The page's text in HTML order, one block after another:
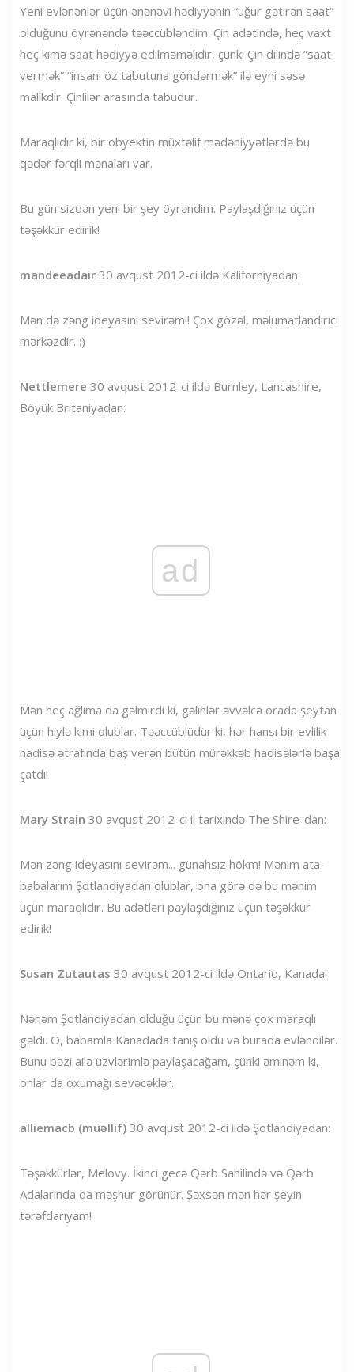
Yeni evlənənlər üçün ənənəvi hədiyyənin “uğur gətirən saat”
olduğunu öyrənəndə təəccübləndim. Çin adətində, heç vaxt
heç kimə saat hədiyyə edilməməlidir, çünki Çin dilində “saat
vermək” “insanı öz tabutuna göndərmək” ilə eyni səsə
malikdir. Çinlilər arasında tabudur.
Maraqlıdır ki, bir obyektin müxtəlif mədəniyyətlərdə bu
qədər fərqli mənaları var.
Bu gün sizdən yeni bir şey öyrəndim. Paylaşdığınız üçün
təşəkkür edirik!
mandeeadair 30 avqust 2012-ci ildə Kaliforniyadan:
Mən də zəng ideyasını sevirəm!! Çox gözəl, məlumatlandırıcı
mərkəzdir. :)
Nettlemere 30 avqust 2012-ci ildə Burnley, Lancashire,
Böyük Britaniyadan:
ad
Mən heç ağlıma da gəlmirdi ki, gəlinlər əvvəlcə orada şeytan
üçün hiylə kimi olublar. Təəccüblüdür ki, hər hansı bir evlilik
hadisə ətrafında baş verən bütün mürəkkəb hadisələrlə başa
çatdı!
Mary Strain 30 avqust 2012-ci il tarixində The Shire-dan:
Mən zəng ideyasını sevirəm... günahsız hökm! Mənim ata-
babalarım Şotlandiyadan olublar, ona görə də bu mənim
üçün maraqlıdır. Bu adətləri paylaşdığınız üçün təşəkkür
edirik!
Susan Zutautas 30 avqust 2012-ci ildə Ontario, Kanada:
Nənəm Şotlandiyadan olduğu üçün bu mənə çox maraqlı
gəldi. O, babamla Kanadada tanış oldu və burada evləndilər.
Bunu bəzi ailə üzvlərimlə paylaşacağam, çünki əminəm ki,
onlar da oxumağı sevəcəklər.
alliemacb (müəllif) 30 avqust 2012-ci ildə Şotlandiyadan:
Təşəkkürlər, Melovy. İkinci gecə Qərb Sahilində və Qərb
Adalarında da məşhur görünür. Şəxsən mən hər şeyin
tərəfdarıyam!